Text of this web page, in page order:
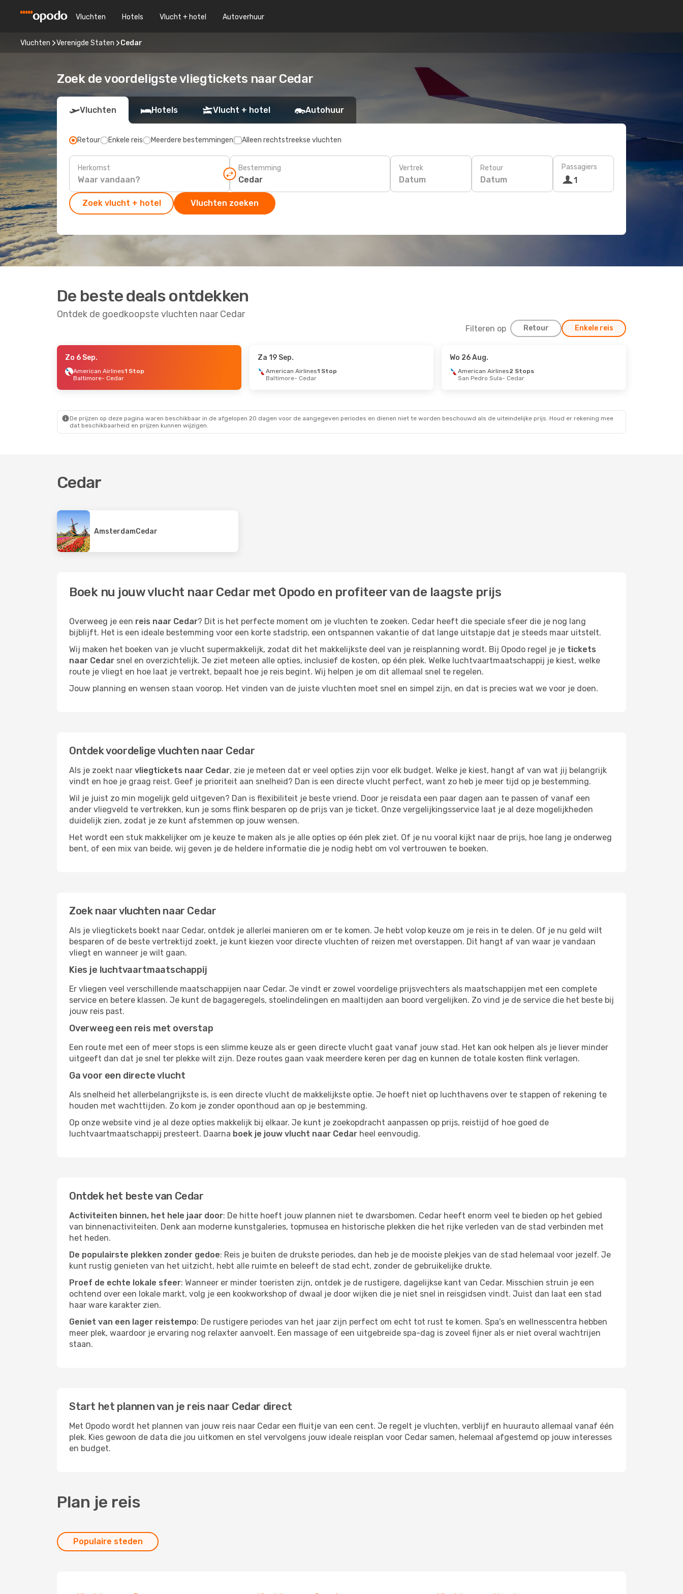
Vluchten Hotels Vlucht + hotel Autoverhuur
Vluchten Verenigde Staten Cedar
Zoek de voordeligste vliegtickets naar Cedar
Vluchten Hotels Vlucht + hotel Autohuur
Retour Enkele reis Meerdere bestemmingen Alleen rechtstreekse vluchten
Herkomst Bestemming Vertrek
Datum
Retour
Datum
Passagiers
1
Zoek vlucht + hotel Vluchten zoeken
De beste deals ontdekken
Ontdek de goedkoopste vluchten naar Cedar
Filteren op Retour Enkele reis
- Di 1 Sep.
- Cedar
Zo 6 Sep.
American Airlines1 Stop
Baltimore- Cedar
Za 19 Sep.
American Airlines1 Stop
Baltimore- Cedar
Wo 26 Aug.
American Airlines2 Stops
San Pedro Sula- Cedar
De prijzen op deze pagina waren beschikbaar in de afgelopen 20 dagen voor de aangegeven periodes en dienen niet te worden beschouwd als de uiteindelijke prijs. Houd er rekening mee
dat beschikbaarheid en prijzen kunnen wijzigen.
Cedar
AmsterdamCedar
Boek nu jouw vlucht naar Cedar met Opodo en profiteer van de laagste prijs
Overweeg je een reis naar Cedar? Dit is het perfecte moment om je vluchten te zoeken. Cedar heeft die speciale sfeer die je nog lang
bijblijft. Het is een ideale bestemming voor een korte stadstrip, een ontspannen vakantie of dat lange uitstapje dat je steeds maar uitstelt.
Wij maken het boeken van je vlucht supermakkelijk, zodat dit het makkelijkste deel van je reisplanning wordt. Bij Opodo regel je je tickets
naar Cedar snel en overzichtelijk. Je ziet meteen alle opties, inclusief de kosten, op één plek. Welke luchtvaartmaatschappij je kiest, welke
route je vliegt en hoe laat je vertrekt, bepaalt hoe je reis begint. Wij helpen je om dit allemaal snel te regelen.
Jouw planning en wensen staan voorop. Het vinden van de juiste vluchten moet snel en simpel zijn, en dat is precies wat we voor je doen.
Ontdek voordelige vluchten naar Cedar
Als je zoekt naar vliegtickets naar Cedar, zie je meteen dat er veel opties zijn voor elk budget. Welke je kiest, hangt af van wat jij belangrijk
vindt en hoe je graag reist. Geef je prioriteit aan snelheid? Dan is een directe vlucht perfect, want zo heb je meer tijd op je bestemming.
Wil je juist zo min mogelijk geld uitgeven? Dan is flexibiliteit je beste vriend. Door je reisdata een paar dagen aan te passen of vanaf een
ander vliegveld te vertrekken, kun je soms flink besparen op de prijs van je ticket. Onze vergelijkingsservice laat je al deze mogelijkheden
duidelijk zien, zodat je ze kunt afstemmen op jouw wensen.
Het wordt een stuk makkelijker om je keuze te maken als je alle opties op één plek ziet. Of je nu vooral kijkt naar de prijs, hoe lang je onderweg
bent, of een mix van beide, wij geven je de heldere informatie die je nodig hebt om vol vertrouwen te boeken.
Zoek naar vluchten naar Cedar
Als je vliegtickets boekt naar Cedar, ontdek je allerlei manieren om er te komen. Je hebt volop keuze om je reis in te delen. Of je nu geld wilt
besparen of de beste vertrektijd zoekt, je kunt kiezen voor directe vluchten of reizen met overstappen. Dit hangt af van waar je vandaan
vliegt en wanneer je wilt gaan.
Kies je luchtvaartmaatschappij
Er vliegen veel verschillende maatschappijen naar Cedar. Je vindt er zowel voordelige prijsvechters als maatschappijen met een complete
service en betere klassen. Je kunt de bagageregels, stoelindelingen en maaltijden aan boord vergelijken. Zo vind je de service die het beste bij
jouw reis past.
Overweeg een reis met overstap
Een route met een of meer stops is een slimme keuze als er geen directe vlucht gaat vanaf jouw stad. Het kan ook helpen als je liever minder
uitgeeft dan dat je snel ter plekke wilt zijn. Deze routes gaan vaak meerdere keren per dag en kunnen de totale kosten flink verlagen.
Ga voor een directe vlucht
Als snelheid het allerbelangrijkste is, is een directe vlucht de makkelijkste optie. Je hoeft niet op luchthavens over te stappen of rekening te
houden met wachttijden. Zo kom je zonder oponthoud aan op je bestemming.
Op onze website vind je al deze opties makkelijk bij elkaar. Je kunt je zoekopdracht aanpassen op prijs, reistijd of hoe goed de
luchtvaartmaatschappij presteert. Daarna boek je jouw vlucht naar Cedar heel eenvoudig.
Ontdek het beste van Cedar
Activiteiten binnen, het hele jaar door: De hitte hoeft jouw plannen niet te dwarsbomen. Cedar heeft enorm veel te bieden op het gebied
van binnenactiviteiten. Denk aan moderne kunstgaleries, topmusea en historische plekken die het rijke verleden van de stad verbinden met
het heden.
De populairste plekken zonder gedoe: Reis je buiten de drukste periodes, dan heb je de mooiste plekjes van de stad helemaal voor jezelf. Je
kunt rustig genieten van het uitzicht, hebt alle ruimte en beleeft de stad echt, zonder de gebruikelijke drukte.
Proef de echte lokale sfeer: Wanneer er minder toeristen zijn, ontdek je de rustigere, dagelijkse kant van Cedar. Misschien struin je een
ochtend over een lokale markt, volg je een kookworkshop of dwaal je door wijken die je niet snel in reisgidsen vindt. Juist dan laat een stad
haar ware karakter zien.
Geniet van een lager reistempo: De rustigere periodes van het jaar zijn perfect om echt tot rust te komen. Spa's en wellnesscentra hebben
meer plek, waardoor je ervaring nog relaxter aanvoelt. Een massage of een uitgebreide spa-dag is zoveel fijner als er niet overal wachtrijen
staan.
Start het plannen van je reis naar Cedar direct
Met Opodo wordt het plannen van jouw reis naar Cedar een fluitje van een cent. Je regelt je vluchten, verblijf en huurauto allemaal vanaf één
plek. Kies gewoon de data die jou uitkomen en stel vervolgens jouw ideale reisplan voor Cedar samen, helemaal afgestemd op jouw interesses
en budget.
Plan je reis
Populaire steden